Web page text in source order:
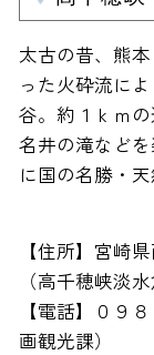
太古の昔、熊
った火砕流に
谷。約１ｋｍ
名井の滝など
に国の名勝・
【住所】宮崎
（高千穂峡淡
【電話】０９
画観光課）